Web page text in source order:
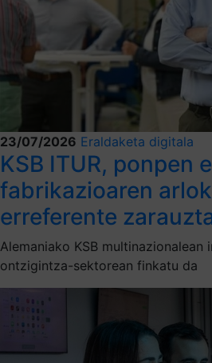
23/07/2026 Eraldaketa digitala
KSB ITUR, ponpen
fabrikazioaren
erreferente
Alemaniako KSB multinazionalean
ontzigintza-sektorean finkatu da